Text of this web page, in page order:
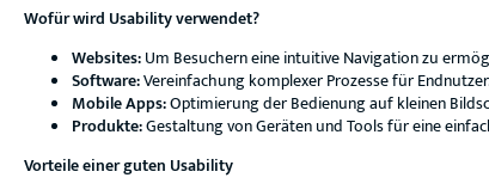
Wofür wird Usability verwendet?
Websites:Um Besuchern eine intuitive Navigation zu
Software:Vereinfachung komplexer Prozesse für
Mobile Apps:Optimierung der Bedienung auf kleinen
Produkte:Gestaltung von Geräten und Tools für eine
Vorteile einer guten Usability